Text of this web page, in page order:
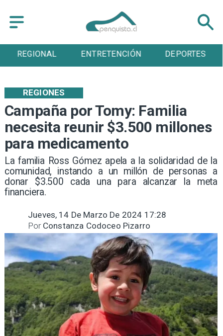
REGIONAL ENTRETENCIÓN DEPORTES
Campaña por Tomy: Familia
necesita reunir $3.500 millones
para medicamento
La familia Ross Gómez apela a la solidaridad de la
comunidad, instando a un millón de personas a
donar $3.500 cada una para alcanzar la meta
financiera.
REGIONES
Jueves, 14 De Marzo De 2024 17:28
Constanza Codoceo Pizarro
Por